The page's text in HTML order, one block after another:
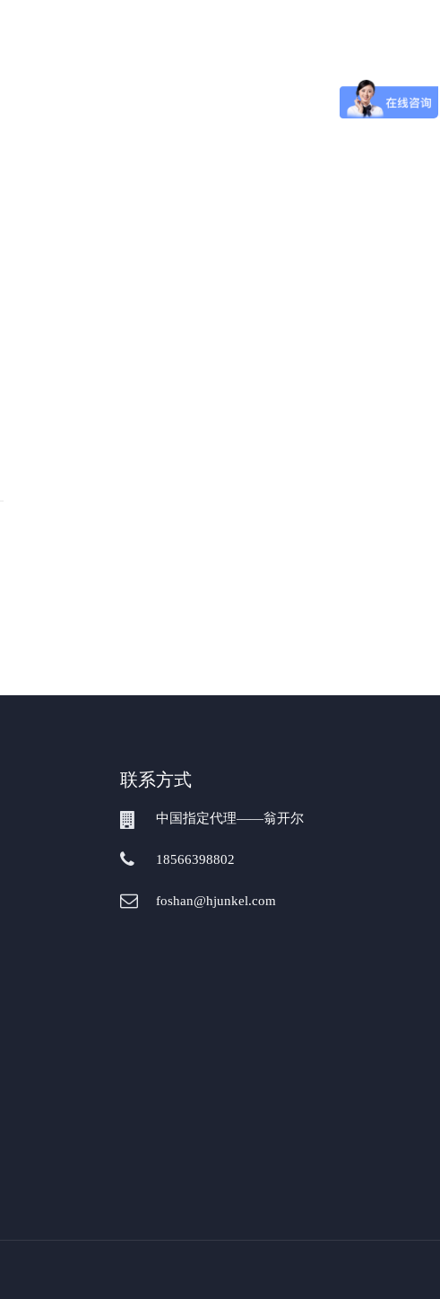
联系方式
中国指定代理——翁开尔
18566398802
foshan@hjunkel.com